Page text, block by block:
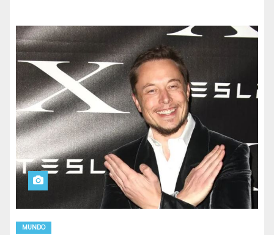
MUNDO